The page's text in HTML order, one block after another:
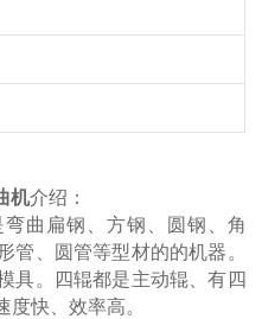
拉弯机
机介绍：
曲扁钢、方钢、圆钢、角
管、圆管等型材的的机器。
具。四辊都是主动辊、有四
快、效率高。